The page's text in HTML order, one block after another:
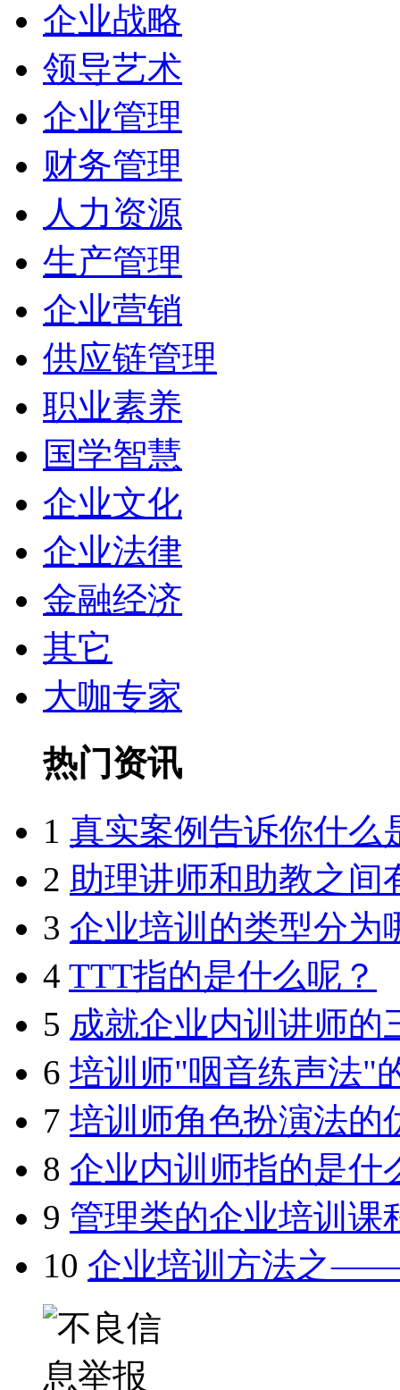
企业战略
领导艺术
企业管理
财务管理
人力资源
生产管理
企业营销
供应链管理
职业素养
国学智慧
企业文化
企业法律
金融经济
其它
大咖专家
热门资讯
1 真实案例告诉你什么
2 助理讲师和助教之间
3 企业培训的类型分为
4 TTT指的是什么呢？
5 成就企业内训讲师的
6 培训师"咽音练声法"
7 培训师角色扮演法的
8 企业内训师指的是什
9 管理类的企业培训课
10 企业培训方法之